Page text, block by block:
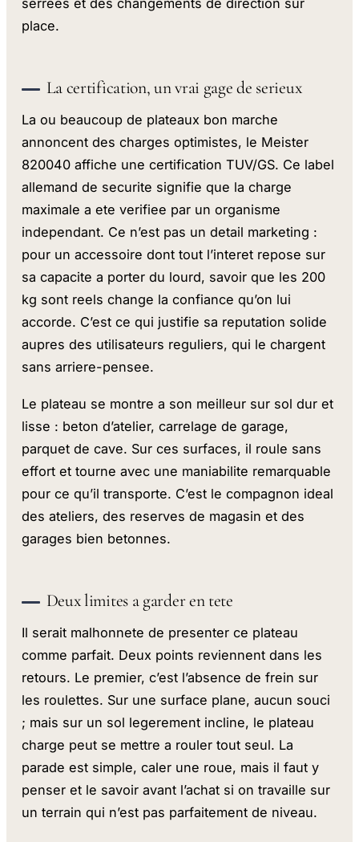
place.
La certification, un vrai gage de serieux
La ou beaucoup de plateaux bon marche
annoncent des charges optimistes, le Meister
820040 affiche une certification TUV/GS. Ce label
allemand de securite signifie que la charge
maximale a ete verifiee par un organisme
independant. Ce n’est pas un detail marketing :
pour un accessoire dont tout l’interet repose sur
sa capacite a porter du lourd, savoir que les 200
kg sont reels change la confiance qu’on lui
accorde. C’est ce qui justifie sa reputation solide
aupres des utilisateurs reguliers, qui le chargent
sans arriere-pensee.
Le plateau se montre a son meilleur sur sol dur et
lisse : beton d’atelier, carrelage de garage,
parquet de cave. Sur ces surfaces, il roule sans
effort et tourne avec une maniabilite remarquable
pour ce qu’il transporte. C’est le compagnon ideal
des ateliers, des reserves de magasin et des
garages bien betonnes.
Deux limites a garder en tete
Il serait malhonnete de presenter ce plateau
comme parfait. Deux points reviennent dans les
retours. Le premier, c’est l’absence de frein sur
les roulettes. Sur une surface plane, aucun souci
; mais sur un sol legerement incline, le plateau
charge peut se mettre a rouler tout seul. La
parade est simple, caler une roue, mais il faut y
penser et le savoir avant l’achat si on travaille sur
un terrain qui n’est pas parfaitement de niveau.